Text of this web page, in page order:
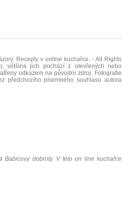
Recepty v online kuchařce. - All Rights
většina jich pochází z otevřených nebo
odkazem na původní zdroj. Fotografie
předchozího písemného souhlasu autora
Babicovy dobroty. V této on line kuchařce